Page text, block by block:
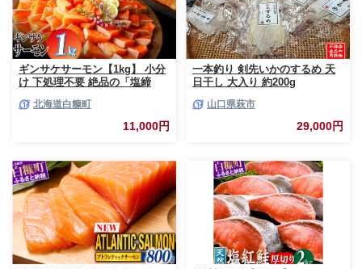
ギンサケサーモン【1kg】 小分
け 下処理不要 絶品の「塩締
サーモン 鮭 魚 銀鮭 刺身 生食
用 さけ サケ ふるさと ランキン
グ 人気 魚介類 魚介 北海道 白
北海道白糠町
11,000円
一本釣り 剣先いかのするめ 天
日干し 大入り 約200g
山口県萩市
29,000円